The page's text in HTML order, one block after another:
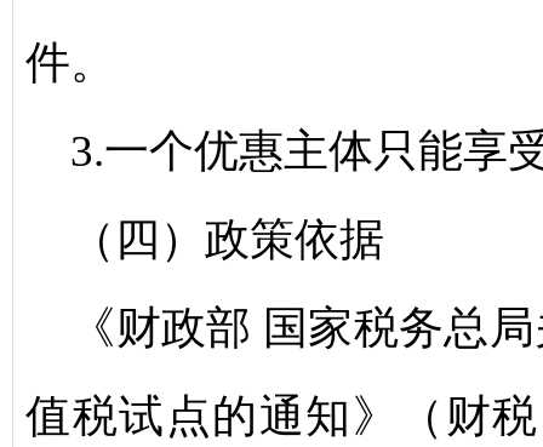
件。
3.一个优惠主体只能享
（四）政策依据
《财政部 国家税务总
值税试点的通知》（财